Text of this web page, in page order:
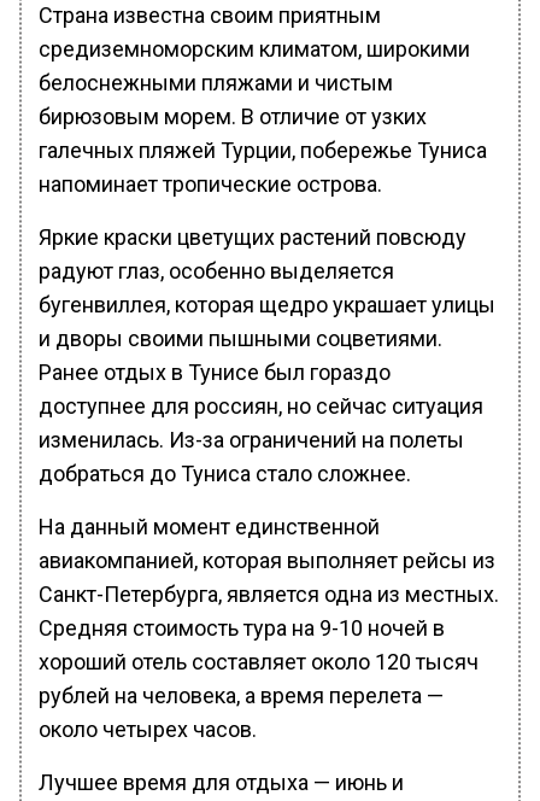
Страна известна своим приятным
средиземноморским климатом, широкими
белоснежными пляжами и чистым
бирюзовым морем. В отличие от узких
галечных пляжей Турции, побережье Туниса
напоминает тропические острова.
Яркие краски цветущих растений повсюду
радуют глаз, особенно выделяется
бугенвиллея, которая щедро украшает улицы
и дворы своими пышными соцветиями.
Ранее отдых в Тунисе был гораздо
доступнее для россиян, но сейчас ситуация
изменилась. Из-за ограничений на полеты
добраться до Туниса стало сложнее.
На данный момент единственной
авиакомпанией, которая выполняет рейсы из
Санкт-Петербурга, является одна из местных.
Средняя стоимость тура на 9-10 ночей в
хороший отель составляет около 120 тысяч
рублей на человека, а время перелета —
около четырех часов.
Лучшее время для отдыха — июнь и